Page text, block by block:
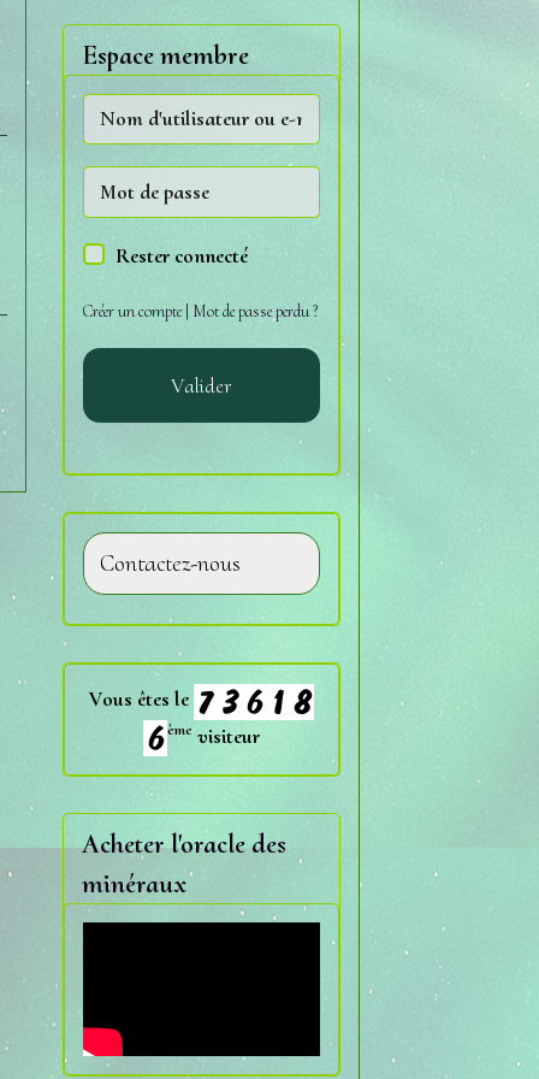
Espace membre
Rester connecté
Créer un compte| Mot de passe perdu ?
Valider
Contactez-nous
Vous êtes le
ème visiteur
Acheter l'oracle des
minéraux